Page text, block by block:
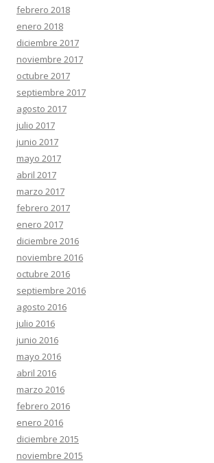
febrero 2018
enero 2018
diciembre 2017
noviembre 2017
octubre 2017
septiembre 2017
agosto 2017
julio 2017
junio 2017
mayo 2017
abril 2017
marzo 2017
febrero 2017
enero 2017
diciembre 2016
noviembre 2016
octubre 2016
septiembre 2016
agosto 2016
julio 2016
junio 2016
mayo 2016
abril 2016
marzo 2016
febrero 2016
enero 2016
diciembre 2015
noviembre 2015